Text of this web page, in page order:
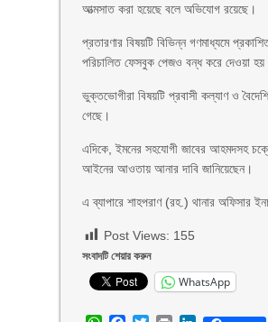
আত্মসাত করা হয়েছে বলে অভিযোগ রয়েছে।
প্রতারণার বিষয়টি বিভিন্ন গণমাধ্যমে
পরিচালিত ফেসবুক পেজও বন্ধ করে দেওয়া
ভুক্তভোগীরা বিষয়টি প্রবাসী কল্যাণ ও
গেছে।
এদিকে, ইমনের সহযোগী জাবের আহমদসহ
আইনের আওতায় আনার দাবি জানিয়েছেন।
এ ব্যাপারে শাহপরাণ (রহ.) থানার
Post Views: 155
সংবাদটি শেয়ার করুন
WhatsApp